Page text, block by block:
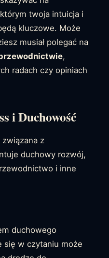
twoja intuicja i
kluczowe. Może
musiał polegać na
,
radach czy opiniach
i Duchowość
związana z
duchowy rozwój,
i inne
duchowego
się w czytaniu może